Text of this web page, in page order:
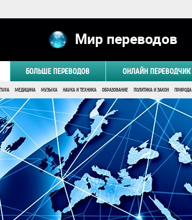
Мир переводов
БОЛЬШЕ ПЕРЕВОДОВ ОНЛАЙН ПЕРЕВОДЧИК
МЕДИЦИНА МУЗЫКА НАУКА И ТЕХНИКА ОБРАЗОВАНИЕ ПОЛИТИКА И ЗАКОН ПРИРОДА